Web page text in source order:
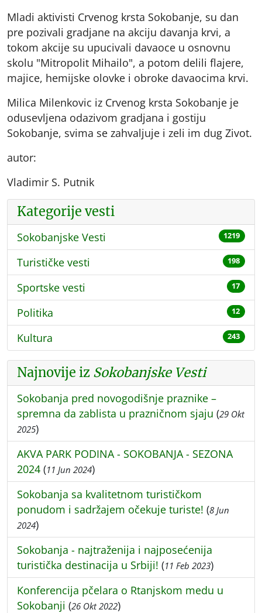
Mladi aktivisti Crvenog krsta Sokobanje, su dan
pre pozivali gradjane na akciju davanja krvi, a
tokom akcije su upucivali davaoce u osnovnu
skolu "Mitropolit Mihailo", a potom delili flajere,
majice, hemijske olovke i obroke davaocima krvi.
Milica Milenkovic iz Crvenog krsta Sokobanje je
odusevljena odazivom gradjana i gostiju
Sokobanje, svima se zahvaljuje i zeli im dug Zivot.
autor:
Vladimir S. Putnik
Kategorije vesti
Sokobanjske Vesti 1219
Turističke vesti 198
Sportske vesti 17
Politika 12
Kultura 243
Najnovije iz Sokobanjske Vesti
Sokobanja pred novogodišnje praznike –
spremna da zablista u prazničnom sjaju (29 Okt
2025)
AKVA PARK PODINA - SOKOBANJA - SEZONA
2024 (11 Jun 2024)
Sokobanja sa kvalitetnom turističkom
ponudom i sadržajem očekuje turiste! (8 Jun
2024)
Sokobanja - najtraženija i najposećenija
turistička destinacija u Srbiji! (11 Feb 2023)
Konferencija pčelara o Rtanjskom medu u
Sokobanji (26 Okt 2022)